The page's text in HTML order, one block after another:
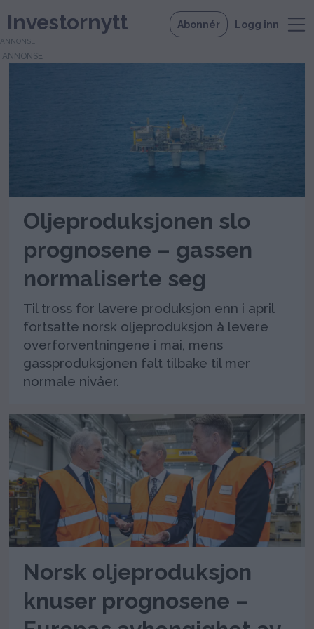
Investornytt Abonnér Logg inn
gassproduksjon
ANNONSE
Oljeproduksjonen slo
prognosene – gassen
normaliserte seg
Til tross for lavere produksjon enn i april
fortsatte norsk oljeproduksjon å levere
overforventningene i mai, mens
gassproduksjonen falt tilbake til mer
normale nivåer.
Norsk oljeproduksjon
knuser prognosene –